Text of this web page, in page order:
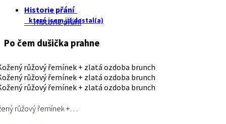
Historie přání
které jsem již dostal(a)
Historie přání
Po čem dušička prahne
růžový řemínek +…